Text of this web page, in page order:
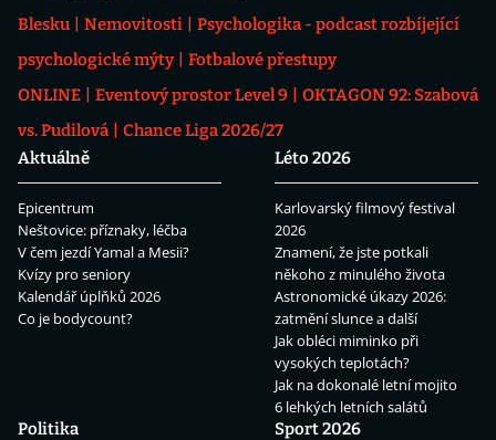
Blesku
Nemovitosti
Psychologika - podcast rozbíjející
psychologické mýty
Fotbalové přestupy
ONLINE
Eventový prostor Level 9
OKTAGON 92: Szabová
vs. Pudilová
Chance Liga 2026/27
Aktuálně
Epicentrum
Neštovice: příznaky, léčba
V čem jezdí Yamal a Mesii?
Kvízy pro seniory
Kalendář úplňků 2026
Co je bodycount?
Léto 2026
Karlovarský filmový festival
2026
Znamení, že jste potkali
někoho z minulého života
Astronomické úkazy 2026:
zatmění slunce a další
Jak obléci miminko při
vysokých teplotách?
Jak na dokonalé letní mojito
6 lehkých letních salátů
Politika
Sport 2026